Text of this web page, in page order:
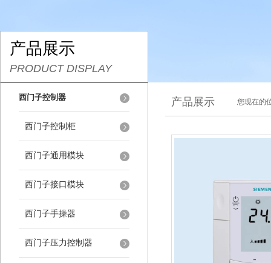
产品展示
PRODUCT DISPLAY
西门子控制器
西门子控制柜
西门子通用模块
西门子接口模块
西门子手操器
西门子压力控制器
产品展示 您现在的